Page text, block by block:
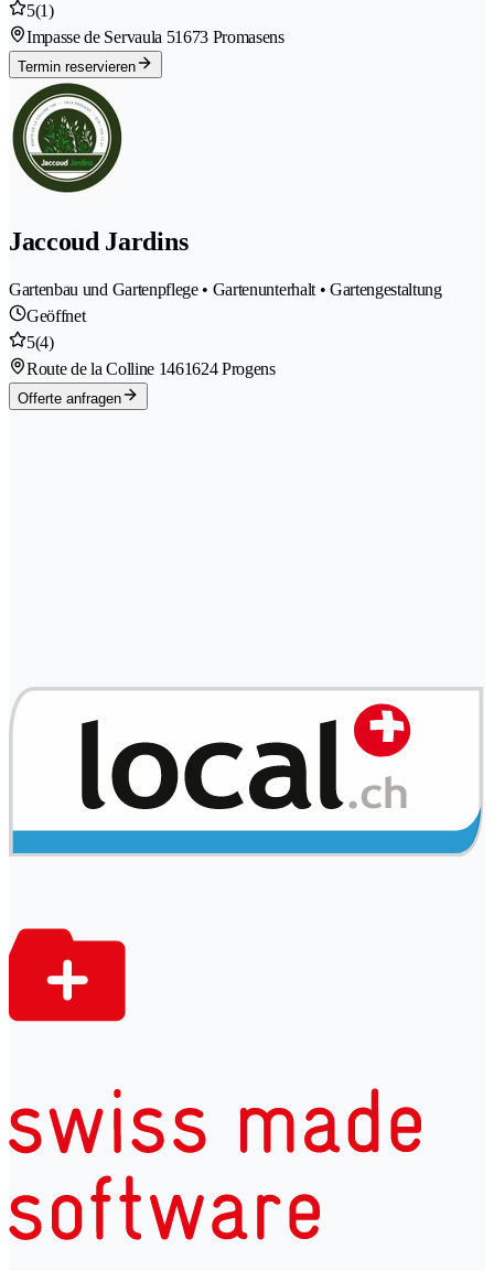
5(1)
Impasse de Servaula 51673 Promasens
Termin reservieren
Jaccoud Jardins
Gartenbau und Gartenpflege • Gartenunterhalt • Gartengestaltung
Geöffnet
5(4)
Route de la Colline 1461624 Progens
Offerte anfragen